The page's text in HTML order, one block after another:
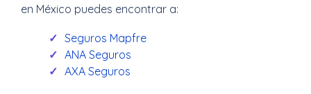
en México puedes encontrar a:
Seguros Mapfre
ANA Seguros
AXA Seguros